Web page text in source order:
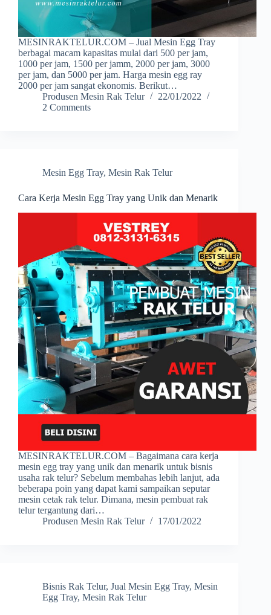
MESINRAKTELUR.COM – Jual Mesin Egg Tray
berbagai macam kapasitas mulai dari 500 per jam,
1000 per jam, 1500 per jamm, 2000 per jam, 3000
per jam, dan 5000 per jam. Harga mesin egg ray
2000 per jam sangat ekonomis. Berikut…
Produsen Mesin Rak Telur
22/01/2022
2 Comments
Mesin Egg Tray, Mesin Rak Telur
Cara Kerja Mesin Egg Tray yang Unik dan Menarik
MESINRAKTELUR.COM – Bagaimana cara kerja
mesin egg tray yang unik dan menarik untuk bisnis
usaha rak telur? Sebelum membahas lebih lanjut, ada
beberapa poin yang dapat kami sampaikan seputar
mesin cetak rak telur. Dimana, mesin pembuat rak
telur tergantung dari…
Produsen Mesin Rak Telur
17/01/2022
Bisnis Rak Telur, Jual Mesin Egg Tray, Mesin
Egg Tray, Mesin Rak Telur